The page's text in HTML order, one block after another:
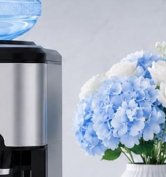
pengiriman ke Luar Jakarta
packing!